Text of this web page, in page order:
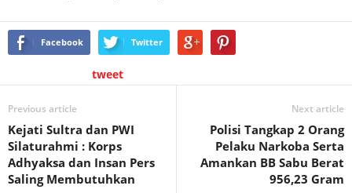
Facebook Twitter
tweet
Previous article
Kejati Sultra dan PWI
Silaturahmi : Korps
Adhyaksa dan Insan Pers
Saling Membutuhkan
Next article
Polisi Tangkap 2 Orang
Pelaku Narkoba Serta
Amankan BB Sabu Berat
956,23 Gram